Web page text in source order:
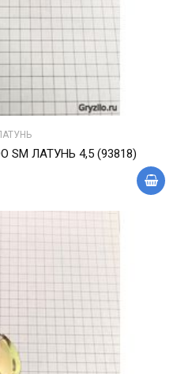
SM ЛАТУНЬ 4,5 (93818)